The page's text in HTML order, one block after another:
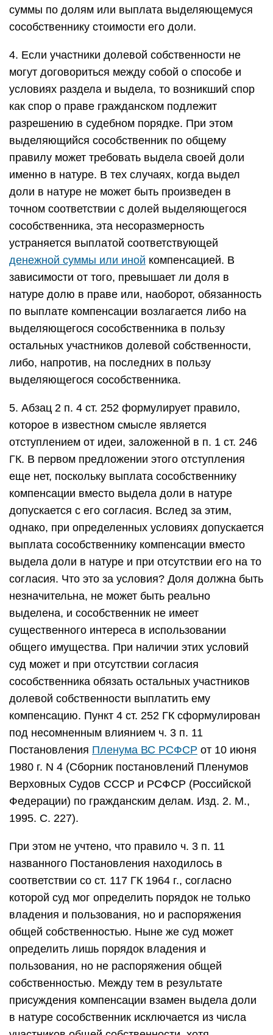
суммы по долям или выплата выделяющемуся
сособственнику стоимости его доли.
4. Если участники долевой собственности не
могут договориться между собой о способе и
условиях раздела и выдела, то возникший спор
как спор о праве гражданском подлежит
разрешению в судебном порядке. При этом
выделяющийся сособственник по общему
правилу может требовать выдела своей доли
именно в натуре. В тех случаях, когда выдел
доли в натуре не может быть произведен в
точном соответствии с долей выделяющегося
сособственника, эта несоразмерность
устраняется выплатой соответствующей
денежной суммы или иной компенсацией. В
зависимости от того, превышает ли доля в
натуре долю в праве или, наоборот, обязанность
по выплате компенсации возлагается либо на
выделяющегося сособственника в пользу
остальных участников долевой собственности,
либо, напротив, на последних в пользу
выделяющегося сособственника.
5. Абзац 2 п. 4 ст. 252 формулирует правило,
которое в известном смысле является
отступлением от идеи, заложенной в п. 1 ст. 246
ГК. В первом предложении этого отступления
еще нет, поскольку выплата сособственнику
компенсации вместо выдела доли в натуре
допускается с его согласия. Вслед за этим,
однако, при определенных условиях допускается
выплата сособственнику компенсации вместо
выдела доли в натуре и при отсутствии его на то
согласия. Что это за условия? Доля должна быть
незначительна, не может быть реально
выделена, и сособственник не имеет
существенного интереса в использовании
общего имущества. При наличии этих условий
суд может и при отсутствии согласия
сособственника обязать остальных участников
долевой собственности выплатить ему
компенсацию. Пункт 4 ст. 252 ГК сформулирован
под несомненным влиянием ч. 3 п. 11
Постановления Пленума ВС РСФСР от 10 июня
1980 г. N 4 (Сборник постановлений Пленумов
Верховных Судов СССР и РСФСР (Российской
Федерации) по гражданским делам. Изд. 2. М.,
1995. С. 227).
При этом не учтено, что правило ч. 3 п. 11
названного Постановления находилось в
соответствии со ст. 117 ГК 1964 г., согласно
которой суд мог определить порядок не только
владения и пользования, но и распоряжения
общей собственностью. Ныне же суд может
определить лишь порядок владения и
пользования, но не распоряжения общей
собственностью. Между тем в результате
присуждения компенсации взамен выдела доли
в натуре сособственник исключается из числа